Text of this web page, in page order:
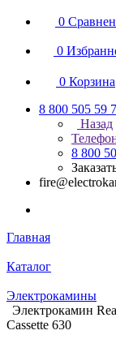
0
0
0 Корзина
8 800 505 59
Назад
8 800
Главная
Каталог
Электрокамины
Электрокамин
Cassette 630